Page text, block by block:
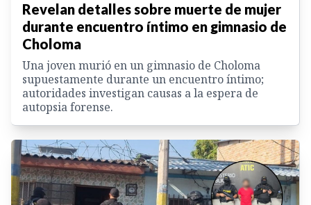
Revelan detalles sobre muerte de mujer
durante encuentro íntimo en gimnasio de
Choloma
Una joven murió en un gimnasio de Choloma
supuestamente durante un encuentro íntimo;
autoridades investigan causas a la espera de
autopsia forense.